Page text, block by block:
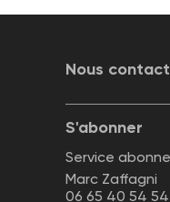
Nous
S'abonner
Service
Marc Zaffagni
06 65 40 54 54